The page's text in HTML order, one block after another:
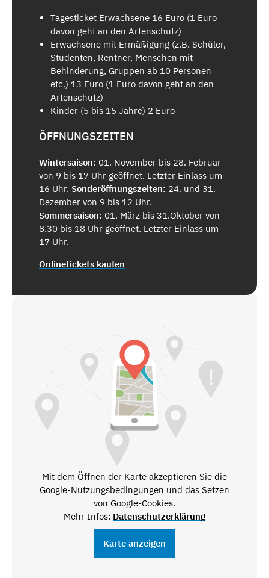
Tagesticket Erwachsene 16 Euro (1 Euro
davon geht an den Artenschutz)
Erwachsene mit Ermäßigung (z.B. Schüler,
Studenten, Rentner, Menschen mit
Behinderung, Gruppen ab 10 Personen
etc.) 13 Euro (1 Euro davon geht an den
Artenschutz)
Kinder (5 bis 15 Jahre) 2 Euro
ÖFFNUNGSZEITEN
Wintersaison: 01. November bis 28. Februar
von 9 bis 17 Uhr geöffnet. Letzter Einlass um
16 Uhr. Sonderöffnungszeiten: 24. und 31.
Dezember von 9 bis 12 Uhr.
Sommersaison: 01. März bis 31.Oktober von
8.30 bis 18 Uhr geöffnet. Letzter Einlass um
17 Uhr.
Onlinetickets kaufen
Mit dem Öffnen der Karte akzeptieren Sie die
Google-Nutzungsbedingungen und das Setzen
von Google-Cookies.
Mehr Infos: Datenschutzerklärung
Karte anzeigen